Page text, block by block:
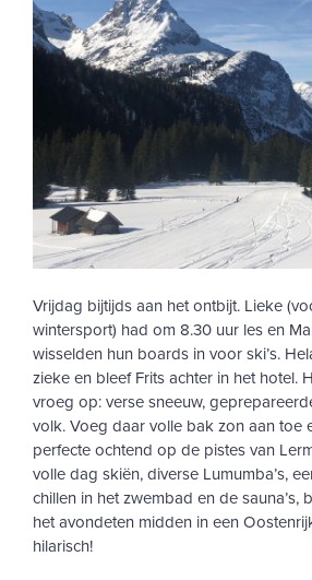
Vrijdag bijtijds aan het ontbijt. Lieke
wintersport) had om 8.30 uur les en
wisselden hun boards in voor ski’s.
zieke en bleef Frits achter in het hotel.
vroeg op: verse sneeuw,
volk. Voeg daar volle bak zon aan toe
perfecte ochtend op de pistes van
volle dag skiën, diverse Lumumba’s,
chillen in het zwembad en de sauna’s,
het avondeten midden in een
hilarisch!